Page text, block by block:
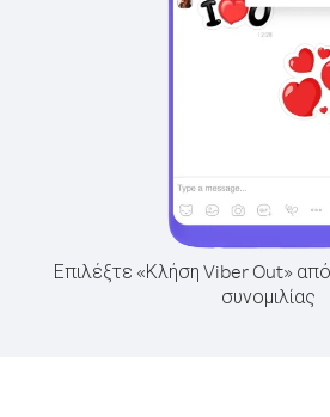
Επιλέξτε «Κλήση Viber Out»
συνομιλίας